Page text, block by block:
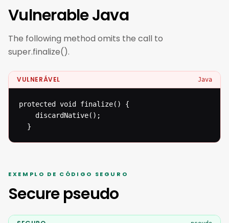
Vulnerable Java
The following method omits the call to
super.finalize().
VULNERÁVEL Java
protected void finalize() {
  }
EXEMPLO DE CÓDIGO SEGURO
Secure pseudo